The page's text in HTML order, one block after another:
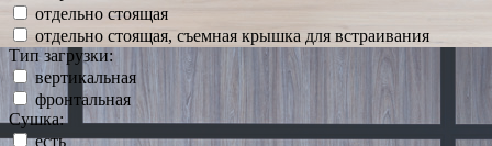
отдельно стоящая
отдельно стоящая, съемная крышка для встраивания
Тип загрузки:
вертикальная
фронтальная
Сушка:
есть